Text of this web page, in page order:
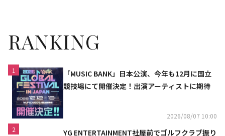
RANKING
1
「MUSIC BANK」日本公演、今年も12月に国立
競技場にて開催決定！出演アーティストに期待
2026/08/07 10:00
2
YG ENTERTAINMENT社屋前でゴルフクラブ振り